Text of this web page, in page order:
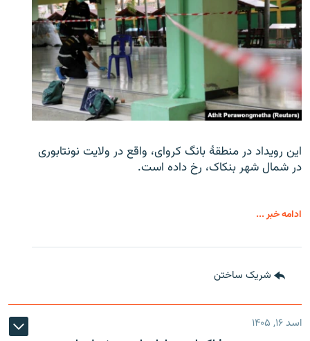
این رویداد در منطقۀ بانگ کروای، واقع در ولایت نونتابوری
در شمال شهر بنکاک، رخ داده است.
ادامه خبر ...
شریک ساختن
اسد ۱۶, ۱۴۰۵